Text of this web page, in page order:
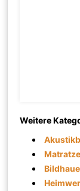
Weitere